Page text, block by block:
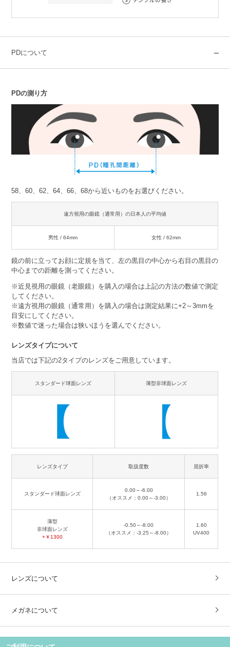
PDについて
PDの測り方
58、60、62、64、66、68から近いものをお選びください。
遠方視用の眼鏡（通常用）の日本人の平均値
男性 / 64mm 女性 / 62mm
鏡の前に立ってお顔に定規を当て、左の黒目の中心から右目の黒目の
中心までの距離を測ってください。
※近見視用の眼鏡（老眼鏡）を購入の場合は上記の方法の数値で測定
してください。
※遠方視用の眼鏡（通常用）を購入の場合は測定結果に+2～3mmを
目安にしてください。
※数値で迷った場合は狭いほうを選んでください。
レンズタイプについて
当店では下記の2タイプのレンズをご用意しています。
スタンダード球面レンズ 薄型非球面レンズ
レンズタイプ 取扱度数 屈折率
スタンダード球面レンズ
0.00～-6.00
（オススメ：0.00～-3.00）
1.56
薄型
非球面レンズ
+￥1300
-0.50～-8.00
（オススメ：-3.25～-8.00）
1.60
UV400
レンズについて
メガネについて